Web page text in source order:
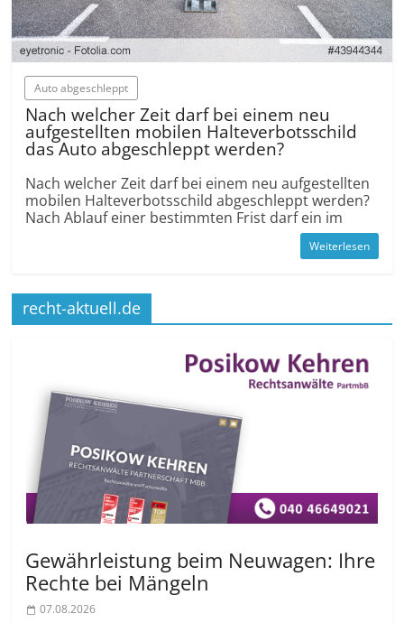
Auto abgeschleppt
Nach welcher Zeit darf bei einem neu
aufgestellten mobilen Halte­verbots­schild
das Auto abgeschleppt werden?
Nach welcher Zeit darf bei einem neu aufgestellten
mobilen Halte­verbots­schild abgeschleppt werden?
Nach Ablauf einer bestimmten Frist darf ein im
Weiterlesen
recht-aktuell.de
Gewährleistung beim Neuwagen: Ihre
Rechte bei Mängeln
07.08.2026